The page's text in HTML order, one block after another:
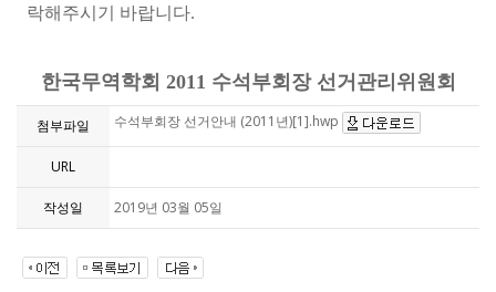
락해주시기 바랍니다.
한국무역학회 2011 수석부회장 선거관리위원회
첨부파일 수석부회장 선거안내 (2011년)[1].hwp
URL
작성일 2019년 03월 05일